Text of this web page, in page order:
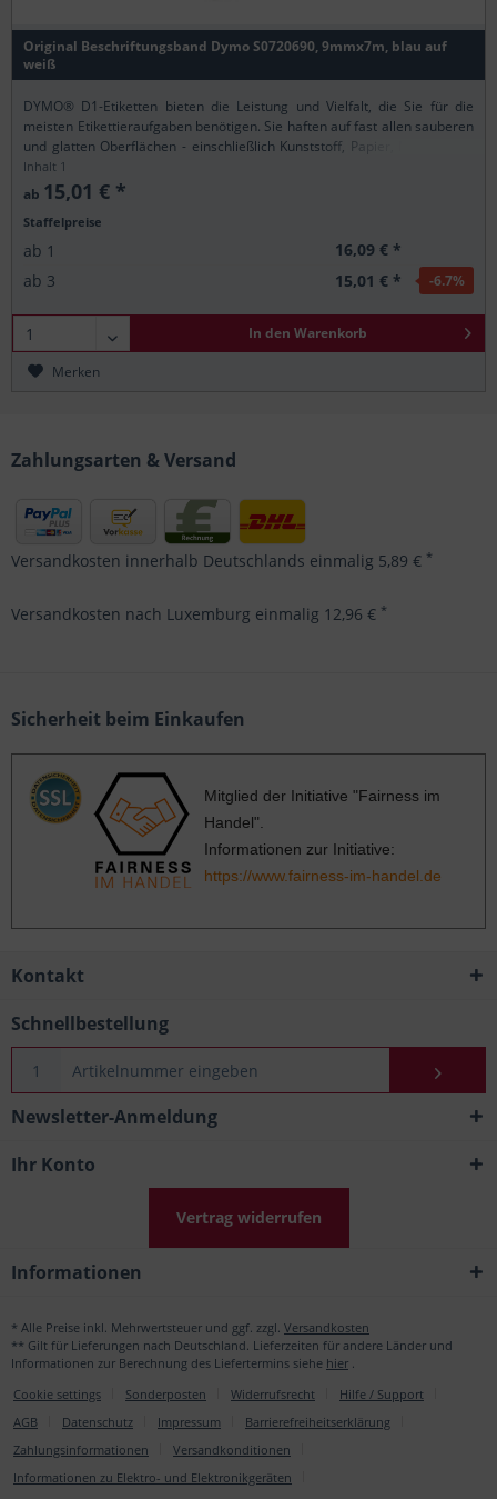
Original Beschriftungsband Dymo S0720690, 9mmx7m, blau auf
weiß
DYMO® D1-Etiketten bieten die Leistung und Vielfalt, die Sie für die
meisten Etikettieraufgaben benötigen. Sie haften auf fast allen sauberen
und glatten Oberflächen - einschließlich Kunststoff, Papier, Metall, Holz
und Glas und verfügen...
Inhalt 1
ab 15,01 € *
Staffelpreise
ab 1
16,09 € *
ab 3 15,01 € * -6.7%
In den Warenkorb
Merken
Zahlungsarten & Versand
Versandkosten innerhalb Deutschlands einmalig 5,89 € *
Versandkosten nach Luxemburg einmalig 12,96 € *
Sicherheit beim Einkaufen
Mitglied der Initiative "Fairness im
Handel".
Informationen zur Initiative:
https://www.fairness-im-handel.de
Kontakt
Schnellbestellung
Newsletter-Anmeldung
Ihr Konto
Vertrag widerrufen
Informationen
* Alle Preise inkl. Mehrwertsteuer und ggf. zzgl. Versandkosten
** Gilt für Lieferungen nach Deutschland. Lieferzeiten für andere Länder und
Informationen zur Berechnung des Liefertermins siehe hier .
Cookie settings
Sonderposten Widerrufsrecht
Hilfe / Support
AGB
Datenschutz Impressum
Barrierefreiheitserklärung
Zahlungsinformationen
Versandkonditionen
Informationen zu Elektro- und Elektronikgeräten